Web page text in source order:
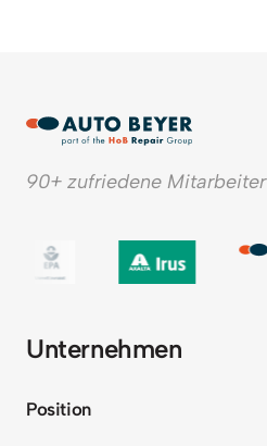
90+ zufriedene Mitarbeiter
Unternehmen
Position